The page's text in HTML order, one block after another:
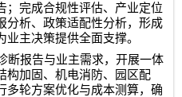
；完成合规性评估、产业定位
分析、政策适配性分析，形成
主决策提供全面支撑。
断报告与业主需求，开展一体
构加固、机电消防、园区配
多轮方案优化与成本测算，确